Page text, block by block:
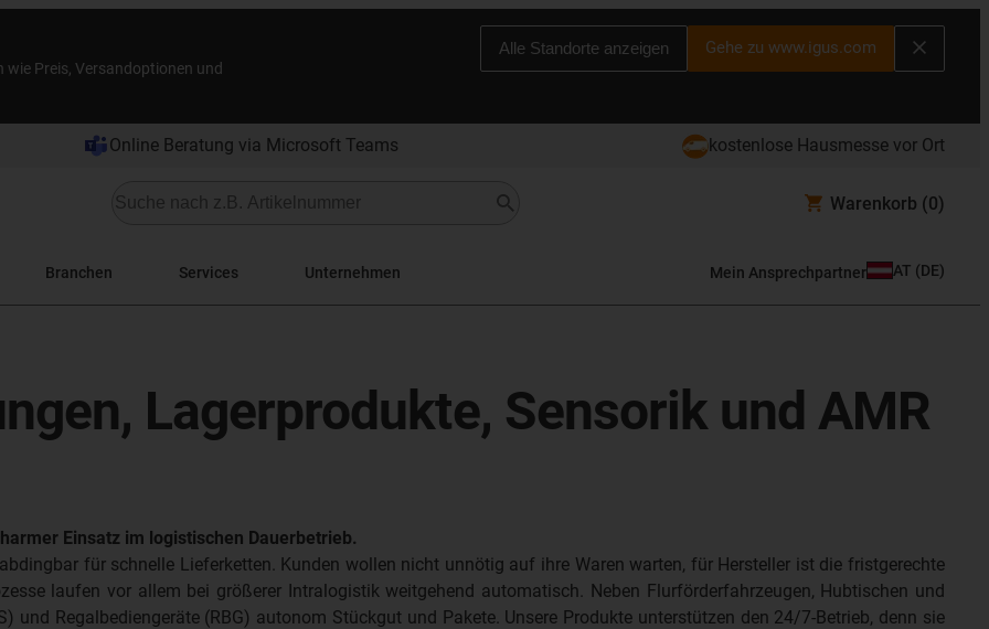
Preis, Versandoptionen und
Alle Standorte anzeigen Gehe zu www.igus.com
Online Beratung via Microsoft Teams kostenlose Hausmesse vor Ort
Warenkorb (0)
Branchen Services Unternehmen Mein Ansprechpartner AT (DE)
Lagerprodukte, Sensorik und AMR
Einsatz im logistischen Dauerbetrieb.
für schnelle Lieferketten. Kunden wollen nicht unnötig auf ihre Waren warten, für Hersteller ist die fristgerechte
laufen vor allem bei größerer Intralogistik weitgehend automatisch. Neben Flurförder­fahrzeugen, Hubtischen und
und Regalbediengeräte (RBG) autonom Stückgut und Pakete. Unsere Produkte unterstützen den 24/7-Betrieb, denn sie